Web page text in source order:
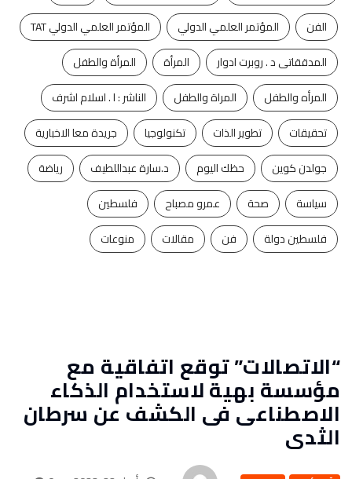
الفن
المؤتمر العلمي الدولي
المؤتمر العلمي الدولي TAT
المدققاتى د . روبرت ادوار
المرأة
المرأة والطفل
المرأه والطفل
المراة والطفل
الناشر : ا . اسلام اشرف
تحقيقات
تطوير الذات تكنولوجيا
جريدة معا الاخبارية
جولدن كوين
حظك اليوم د.سارة عبداللطيف
رياضة
سياسة
صحة عمرو مصباح
فلسطين
فلسطين دولة
فن مقالات منوعات
“الاتصالات” توقع اتفاقية مع
مؤسسة بهية لاستخدام الذكاء
الاصطناعى فى الكشف عن سرطان
الثدى